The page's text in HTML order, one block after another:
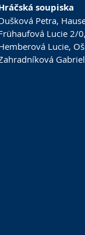
soupiska
Petra,
Lucie 2/0, Tržilová
Lucie,